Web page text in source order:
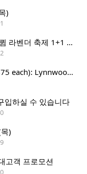
)
[푸른투어] 마감임박! 7월 19일 (토) 세큄 라벤더 축제 1+1 이벤트
Pure Force Degreaser 1 Gallon x 4 ($75 each): Lynnwood 지역
입하실 수 있습니다
)
고객 프로모션